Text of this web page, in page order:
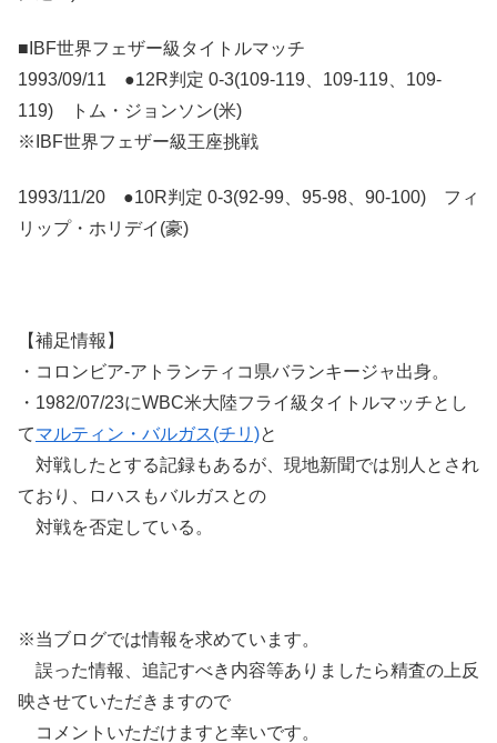
■IBF世界フェザー級タイトルマッチ
1993/09/11 ●12R判定 0-3(109-119、109-119、109-
119) トム・ジョンソン(米)
※IBF世界フェザー級王座挑戦
1993/11/20 ●10R判定 0-3(92-99、95-98、90-100) フィ
リップ・ホリデイ(豪)
【補足情報】
・コロンビア-アトランティコ県バランキージャ出身。
・1982/07/23にWBC米大陸フライ級タイトルマッチとし
てマルティン・バルガス(チリ)と
対戦したとする記録もあるが、現地新聞では別人とされ
ており、ロハスもバルガスとの
対戦を否定している。
※当ブログでは情報を求めています。
誤った情報、追記すべき内容等ありましたら精査の上反
映させていただきますので
コメントいただけますと幸いです。